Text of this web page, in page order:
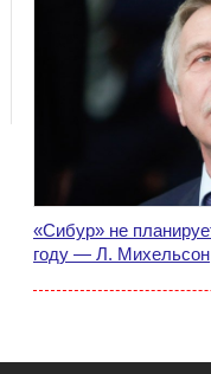
«Сибур» не
году — Л. Михельсон